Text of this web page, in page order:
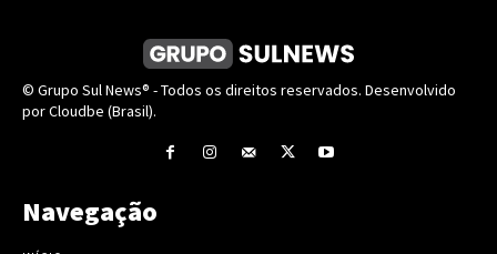
© Grupo Sul News® - Todos os direitos reservados. Desenvolvido
por Cloudbe (Brasil).
Navegação